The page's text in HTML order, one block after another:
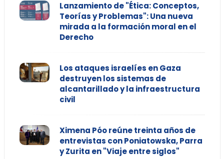
Lanzamiento de "Ética: Conceptos,
Teorías y Problemas": Una nueva
mirada a la formación moral en el
Derecho
Los ataques israelíes en Gaza
destruyen los sistemas de
alcantarillado y la infraestructura
civil
Ximena Póo reúne treinta años de
entrevistas con Poniatowska, Parra
y Zurita en "Viaje entre siglos"